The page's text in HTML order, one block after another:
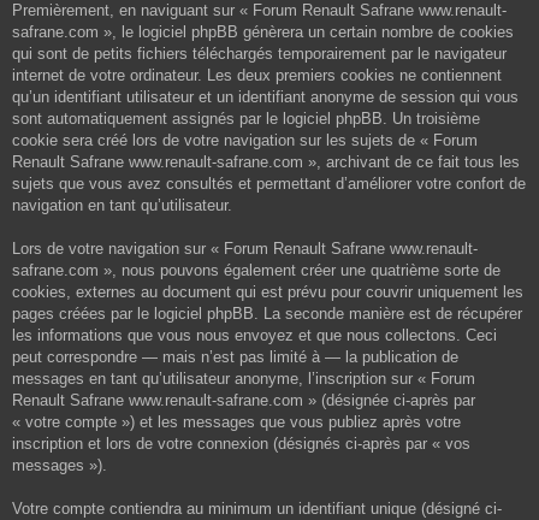
Premièrement, en naviguant sur « Forum Renault Safrane www.renault-
safrane.com », le logiciel phpBB génèrera un certain nombre de cookies
qui sont de petits fichiers téléchargés temporairement par le navigateur
internet de votre ordinateur. Les deux premiers cookies ne contiennent
qu’un identifiant utilisateur et un identifiant anonyme de session qui vous
sont automatiquement assignés par le logiciel phpBB. Un troisième
cookie sera créé lors de votre navigation sur les sujets de « Forum
Renault Safrane www.renault-safrane.com », archivant de ce fait tous les
sujets que vous avez consultés et permettant d’améliorer votre confort de
navigation en tant qu’utilisateur.
Lors de votre navigation sur « Forum Renault Safrane www.renault-
safrane.com », nous pouvons également créer une quatrième sorte de
cookies, externes au document qui est prévu pour couvrir uniquement les
pages créées par le logiciel phpBB. La seconde manière est de récupérer
les informations que vous nous envoyez et que nous collectons. Ceci
peut correspondre — mais n’est pas limité à — la publication de
messages en tant qu’utilisateur anonyme, l’inscription sur « Forum
Renault Safrane www.renault-safrane.com » (désignée ci-après par
« votre compte ») et les messages que vous publiez après votre
inscription et lors de votre connexion (désignés ci-après par « vos
messages »).
Votre compte contiendra au minimum un identifiant unique (désigné ci-